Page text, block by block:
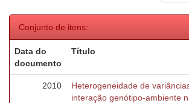
Conjunto de itens:
Data do
documento
Título
2010
Heterogeneidade de
interação genótipo-ambiente